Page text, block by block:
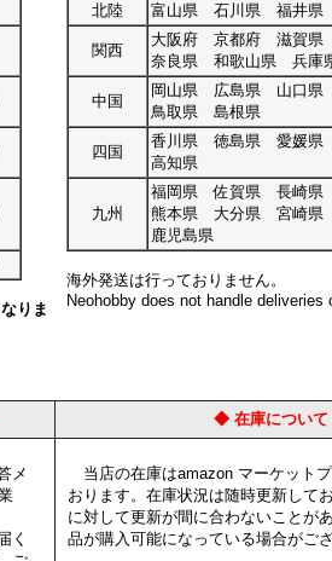
りま
北陸 富山県 石川県 福井県
関西
大阪府 京都府 滋賀県
奈良県 和歌山県 兵庫
中国
岡山県 広島県 山口県
鳥取県 島根県
四国
香川県 徳島県 愛媛県
高知県
九州
福岡県 佐賀県 長崎県
熊本県 大分県 宮崎県
鹿児島県
海外発送は行っておりません。
Neohobby does not handle deliveries
◆ 在庫について
メ
く
当店の在庫はamazon マーケット
おります。在庫状況は随時更新して
に対して更新が間に合わないことが
品が購入可能になっている場合がござ